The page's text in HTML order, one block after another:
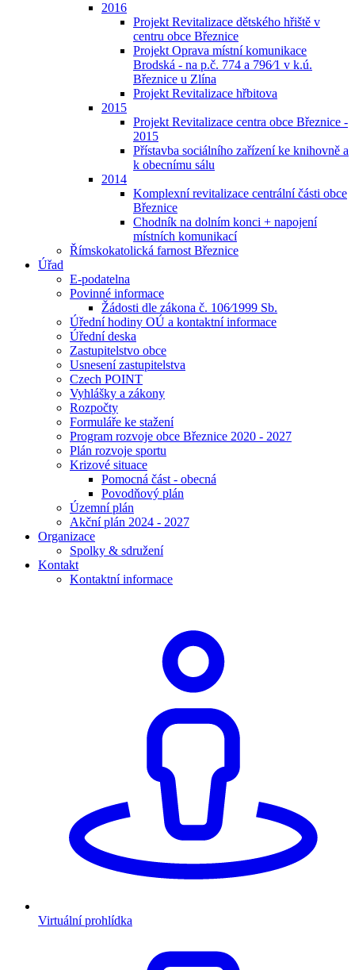
2016
Projekt Revitalizace dětského hřiště v
centru obce Březnice
Projekt Oprava místní komunikace
Brodská - na p.č. 774 a 796⁄1 v k.ú.
Březnice u Zlína
Projekt Revitalizace hřbitova
2015
Projekt Revitalizace centra obce Březnice -
2015
Přístavba sociálního zařízení ke knihovně a
k obecnímu sálu
2014
Komplexní revitalizace centrální části obce
Březnice
Chodník na dolním konci + napojení
místních komunikací
Římskokatolická farnost Březnice
Úřad
E-podatelna
Povinné informace
Žádosti dle zákona č. 106⁄1999 Sb.
Úřední hodiny OÚ a kontaktní informace
Úřední deska
Zastupitelstvo obce
Usnesení zastupitelstva
Czech POINT
Vyhlášky a zákony
Rozpočty
Formuláře ke stažení
Program rozvoje obce Březnice 2020 - 2027
Plán rozvoje sportu
Krizové situace
Pomocná část - obecná
Povodňový plán
Územní plán
Akční plán 2024 - 2027
Organizace
Spolky & sdružení
Kontakt
Kontaktní informace
Virtuální prohlídka